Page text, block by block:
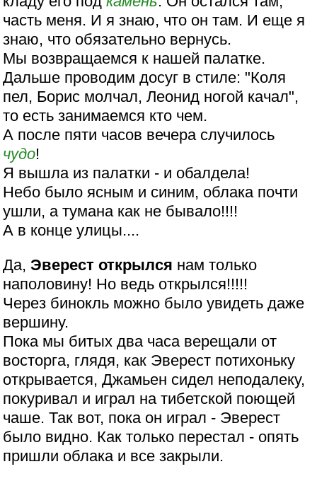
часть меня. И я знаю, что он там. И еще я
знаю, что обязательно вернусь.
Мы возвращаемся к нашей палатке.
Дальше проводим досуг в стиле: "Коля
пел, Борис молчал, Леонид ногой качал",
то есть занимаемся кто чем.
А после пяти часов вечера случилось
чудо!
Я вышла из палатки - и обалдела!
Небо было ясным и синим, облака почти
ушли, а тумана как не бывало!!!!
А в конце улицы....
Да,Эверест открылся нам только
наполовину! Но ведь открылся!!!!!
Через бинокль можно было увидеть даже
вершину.
Пока мы битых два часа верещали от
восторга, глядя, как Эверест потихоньку
открывается, Джамьен сидел неподалеку,
покуривал и играл на тибетской поющей
чаше. Так вот, пока он играл - Эверест
было видно. Как только перестал - опять
пришли облака и все закрыли.